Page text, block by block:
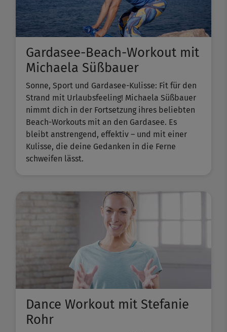
Gardasee-Beach-Workout mit
Michaela Süßbauer
Sonne, Sport und Gardasee-Kulisse: Fit für den
Strand mit Urlaubsfeeling! Michaela Süßbauer
nimmt dich in der Fortsetzung ihres beliebten ​
Beach-Workouts​ mit an den Gardasee. Es
bleibt anstrengend, effektiv – und mit einer
Kulisse, die deine Gedanken in die Ferne
schweifen lässt.
Dance Workout mit Stefanie
Rohr